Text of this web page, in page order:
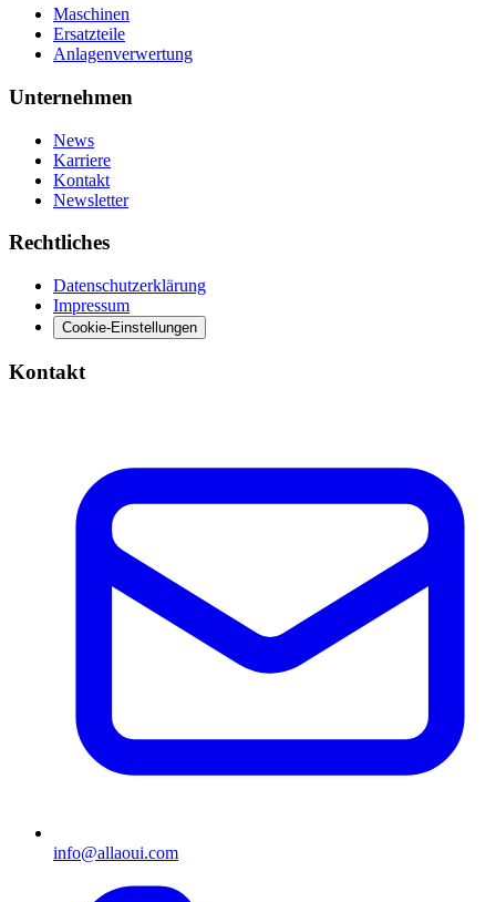
Maschinen
Ersatzteile
Anlagenverwertung
Unternehmen
News
Karriere
Kontakt
Newsletter
Rechtliches
Datenschutzerklärung
Impressum
Cookie-Einstellungen
Kontakt
info@allaoui.com